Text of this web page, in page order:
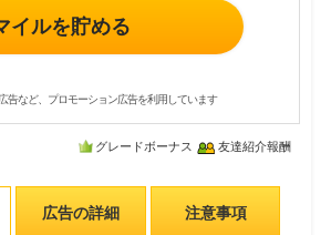
イルを貯める
告など、プロモーション広告を利用しています
グレードボーナス 友達紹介報酬
広告の詳細 注意事項